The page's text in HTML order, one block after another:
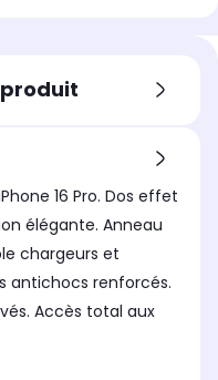
16 Pro. Dos effet
élégante. Anneau
chargeurs et
antichocs renforcés.
Accès total aux